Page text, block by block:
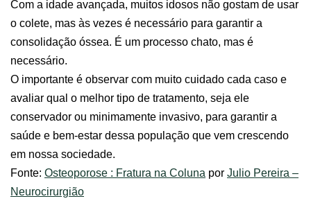
Com a idade avançada, muitos idosos não gostam de usar
o colete, mas às vezes é necessário para garantir a
consolidação óssea. É um processo chato, mas é
necessário.
O importante é observar com muito cuidado cada caso e
avaliar qual o melhor tipo de tratamento, seja ele
conservador ou minimamente invasivo, para garantir a
saúde e bem-estar dessa população que vem crescendo
em nossa sociedade.
Fonte: Osteoporose : Fratura na Coluna por Julio Pereira –
Neurocirurgião